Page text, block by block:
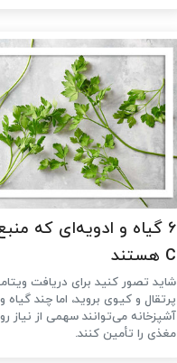
۶ گیاه و ادویه‌ای که
C هستند
پرتقال و کیوی بروید، اما چند گیاه
آشپزخانه می‌توانند سهمی از نیاز
مغذی را تأمین کنند.